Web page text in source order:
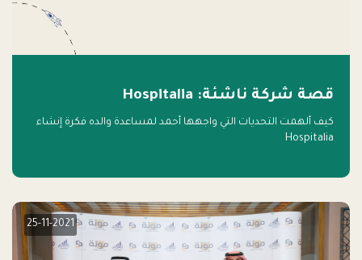
قصة شركة ناشئة: Hospitalia
كيف ألهمت التحديات التي واجهها أحمد لمساعدة والده فكرة إنشاء
Hospitalia
25-11-2021